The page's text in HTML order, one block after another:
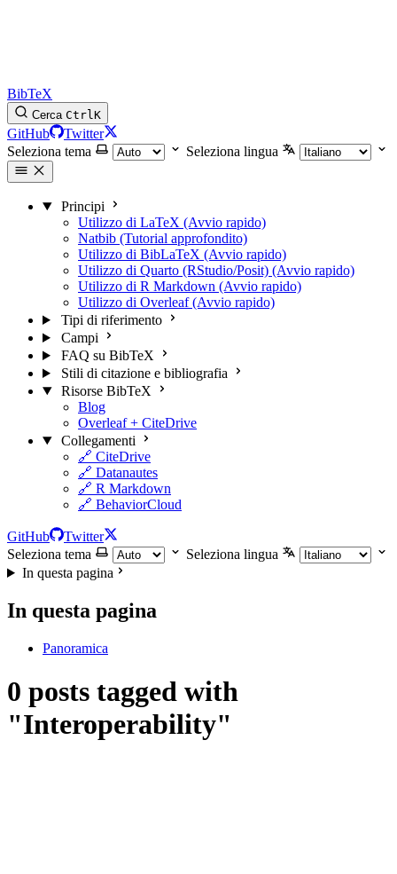
BibTeX
Cerca CtrlK
GitHub
Twitter
Seleziona tema
Seleziona lingua
Principi
Utilizzo di LaTeX (Avvio rapido)
Natbib (Tutorial approfondito)
Utilizzo di BibLaTeX (Avvio rapido)
Utilizzo di Quarto (RStudio/Posit) (Avvio rapido)
Utilizzo di R Markdown (Avvio rapido)
Utilizzo di Overleaf (Avvio rapido)
Tipi di riferimento
Campi
FAQ su BibTeX
Stili di citazione e bibliografia
Risorse BibTeX
Blog
Overleaf + CiteDrive
Collegamenti
🔗 CiteDrive
🔗 Datanautes
🔗 R Markdown
🔗 BehaviorCloud
GitHub
Twitter
Seleziona tema
Seleziona lingua
In questa pagina
In questa pagina
Panoramica
0 posts tagged with
"Interoperability"